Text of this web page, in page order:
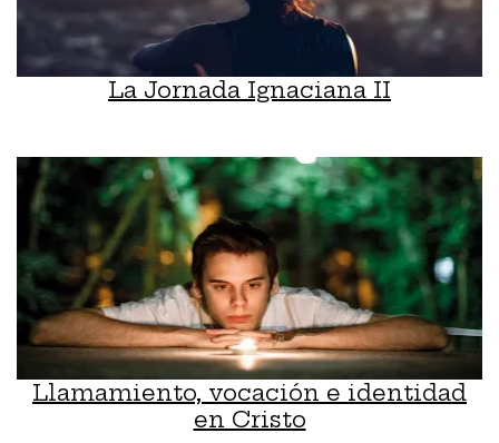
La Jornada Ignaciana II
Llamamiento, vocación e identidad
en Cristo